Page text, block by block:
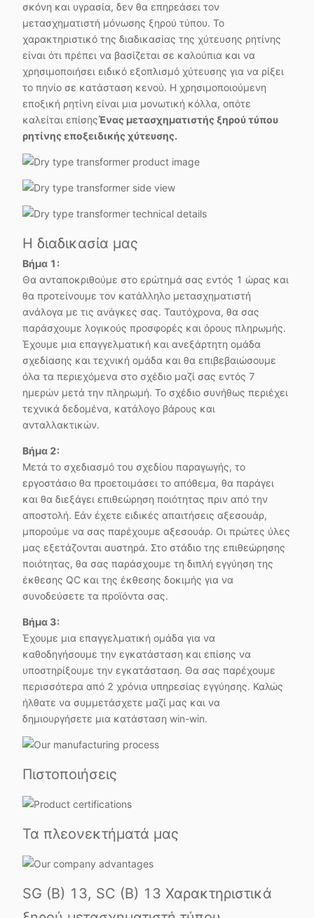
σκόνη και υγρασία, δεν θα επηρεάσει τον
μετασχηματιστή μόνωσης ξηρού τύπου. Το
χαρακτηριστικό της διαδικασίας της χύτευσης ρητίνης
είναι ότι πρέπει να βασίζεται σε καλούπια και να
χρησιμοποιήσει ειδικό εξοπλισμό χύτευσης για να ρίξει
το πηνίο σε κατάσταση κενού. Η χρησιμοποιούμενη
εποξική ρητίνη είναι μια μονωτική κόλλα, οπότε
καλείται επίσηςΈνας μετασχηματιστής ξηρού τύπου
ρητίνης εποξειδικής χύτευσης.
Η διαδικασία μας
Βήμα 1:
Θα ανταποκριθούμε στο ερώτημά σας εντός 1 ώρας και
θα προτείνουμε τον κατάλληλο μετασχηματιστή
ανάλογα με τις ανάγκες σας. Ταυτόχρονα, θα σας
παράσχουμε λογικούς προσφορές και όρους πληρωμής.
Έχουμε μια επαγγελματική και ανεξάρτητη ομάδα
σχεδίασης και τεχνική ομάδα και θα επιβεβαιώσουμε
όλα τα περιεχόμενα στο σχέδιο μαζί σας εντός 7
ημερών μετά την πληρωμή. Το σχέδιο συνήθως περιέχει
τεχνικά δεδομένα, κατάλογο βάρους και
ανταλλακτικών.
Βήμα 2:
Μετά το σχεδιασμό του σχεδίου παραγωγής, το
εργοστάσιο θα προετοιμάσει το απόθεμα, θα παράγει
και θα διεξάγει επιθεώρηση ποιότητας πριν από την
αποστολή. Εάν έχετε ειδικές απαιτήσεις αξεσουάρ,
μπορούμε να σας παρέχουμε αξεσουάρ. Οι πρώτες ύλες
μας εξετάζονται αυστηρά. Στο στάδιο της επιθεώρησης
ποιότητας, θα σας παράσχουμε τη διπλή εγγύηση της
έκθεσης QC και της έκθεσης δοκιμής για να
συνοδεύσετε τα προϊόντα σας.
Βήμα 3:
Έχουμε μια επαγγελματική ομάδα για να
καθοδηγήσουμε την εγκατάσταση και επίσης να
υποστηρίξουμε την εγκατάσταση. Θα σας παρέχουμε
περισσότερα από 2 χρόνια υπηρεσίας εγγύησης. Καλώς
ήλθατε να συμμετάσχετε μαζί μας και να
δημιουργήσετε μια κατάσταση win-win.
Πιστοποιήσεις
Τα πλεονεκτήματά μας
SG (B) 13, SC (B) 13 Χαρακτηριστικά